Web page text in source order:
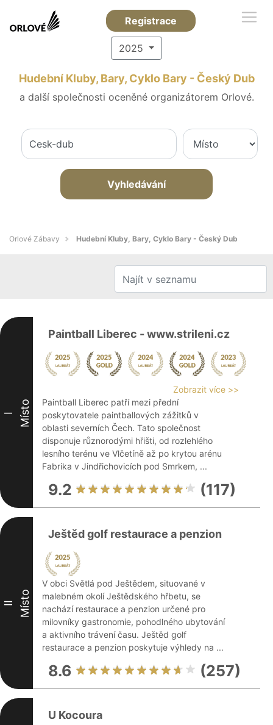
Registrace
2025
Hudební Kluby, Bary, Cyklo Bary - Český Dub
a další společnosti oceněné organizátorem Orlové.
Vyhledávání
Orlové Zábavy Hudební Kluby, Bary, Cyklo Bary - Český Dub
I Místo
Paintball Liberec - www.strileni.cz
Zobrazit více >>
Paintball Liberec patří mezi přední
poskytovatele paintballových zážitků v
oblasti severních Čech. Tato společnost
disponuje různorodými hřišti, od rozlehlého
lesního terénu ve Vlčetíně až po krytou arénu
Fabrika v Jindřichovicích pod Smrkem, ...
9.2 (117)
II Místo
Ještěd golf restaurace a penzion
V obci Světlá pod Ještědem, situované v
malebném okolí Ještědského hřbetu, se
nachází restaurace a penzion určené pro
milovníky gastronomie, pohodlného ubytování
a aktivního trávení času. Ještěd golf
restaurace a penzion poskytuje výhledy na ...
8.6 (257)
U Kocoura